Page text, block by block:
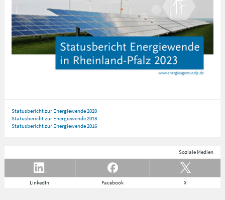
Statusbericht zur Energiewende 2020
Statusbericht zur Energiewende 2018
Statusbericht zur Energiewende 2016
Soziale Medien
LinkedIn Facebook X